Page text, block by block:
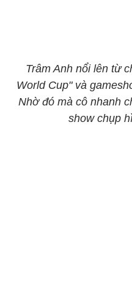
Trâm Anh nổi lên từ
World Cup" và
Nhờ đó mà cô nhanh
show chụp